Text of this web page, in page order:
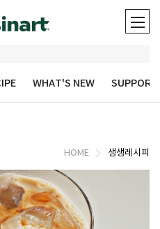
WHAT'S NEW SUPPORT
HOME 생생레시피